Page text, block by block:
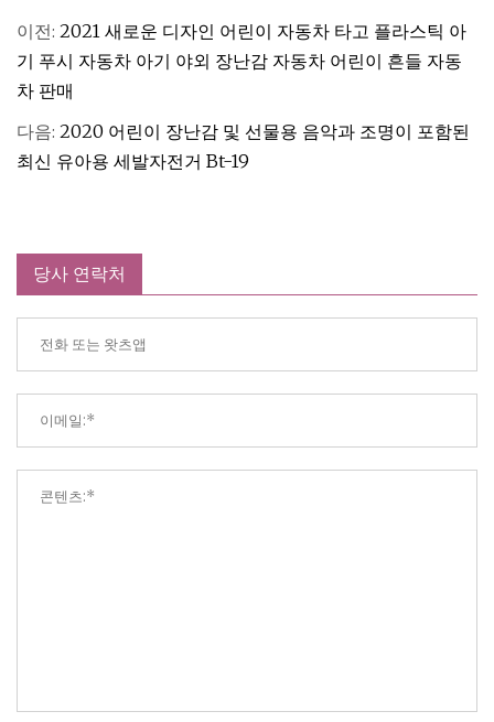
이전: 2021 새로운 디자인 어린이 자동차 타고 플라스틱 아
기 푸시 자동차 아기 야외 장난감 자동차 어린이 흔들 자동
차 판매
다음: 2020 어린이 장난감 및 선물용 음악과 조명이 포함된
최신 유아용 세발자전거 Bt-19
당사 연락처